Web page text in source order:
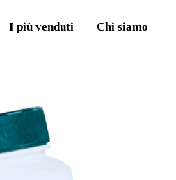
I più venduti Chi siamo